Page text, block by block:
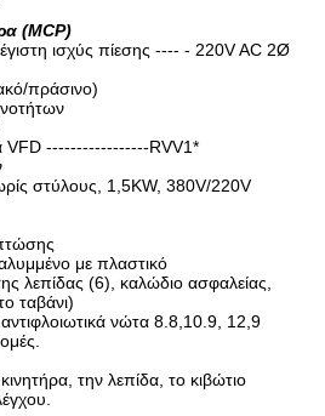
(MCP)
ισχύς πίεσης ---- - 220V AC 2Ø
πράσινο)
VFD -----------------RVV1*
στύλους, 1,5KW, 380V/220V
με πλαστικό
λεπίδας (6), καλώδιο ασφαλείας,
ταβάνι)
νώτα 8.8,10.9, 12,9
την λεπίδα, το κιβώτιο